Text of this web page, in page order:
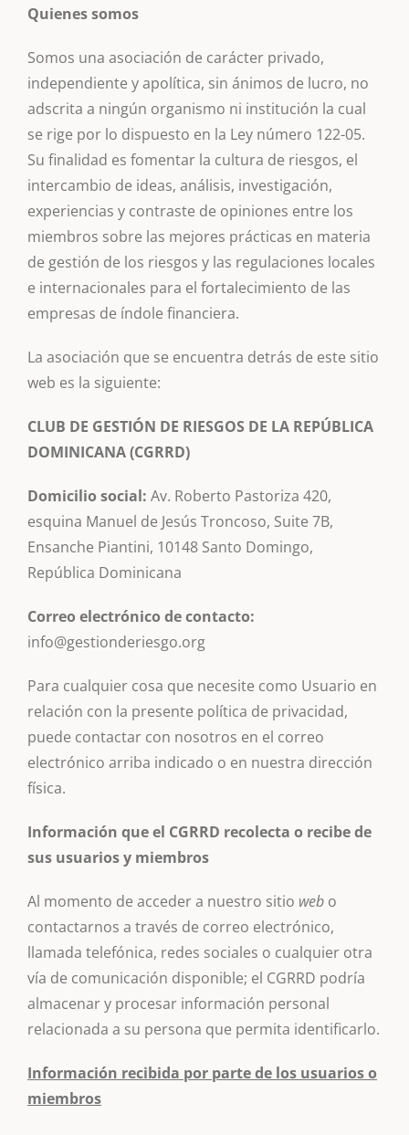
Quienes somos
Somos una asociación de carácter privado,
independiente y apolítica, sin ánimos de lucro, no
adscrita a ningún organismo ni institución la cual
se rige por lo dispuesto en la Ley número 122-05.
Su finalidad es fomentar la cultura de riesgos, el
intercambio de ideas, análisis, investigación,
experiencias y contraste de opiniones entre los
miembros sobre las mejores prácticas en materia
de gestión de los riesgos y las regulaciones locales
e internacionales para el fortalecimiento de las
empresas de índole financiera.
La asociación que se encuentra detrás de este sitio
web es la siguiente:
CLUB DE GESTIÓN DE RIESGOS DE LA REPÚBLICA
DOMINICANA (CGRRD)
Domicilio social: Av. Roberto Pastoriza 420,
esquina Manuel de Jesús Troncoso, Suite 7B,
Ensanche Piantini, 10148 Santo Domingo,
República Dominicana
Correo electrónico de contacto:
info@gestionderiesgo.org
Para cualquier cosa que necesite como Usuario en
relación con la presente política de privacidad,
puede contactar con nosotros en el correo
electrónico arriba indicado o en nuestra dirección
física.
Información que el CGRRD recolecta o recibe de
sus usuarios y miembros
Al momento de acceder a nuestro sitio webo
contactarnos a través de correo electrónico,
llamada telefónica, redes sociales o cualquier otra
vía de comunicación disponible; el CGRRD podría
almacenar y procesar información personal
relacionada a su persona que permita identificarlo.
Información recibida por parte de los usuarios o
miembros